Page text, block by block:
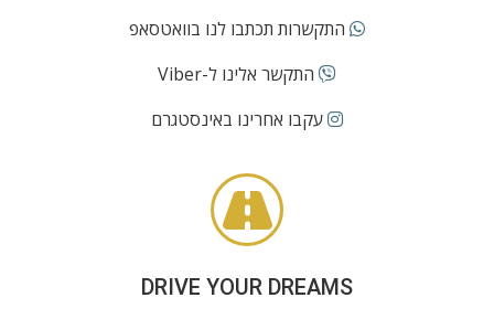
התקשר אלינו ל-Viber
עקבו אחרינו באינסטגרם
DRIVE YOUR DREAMS